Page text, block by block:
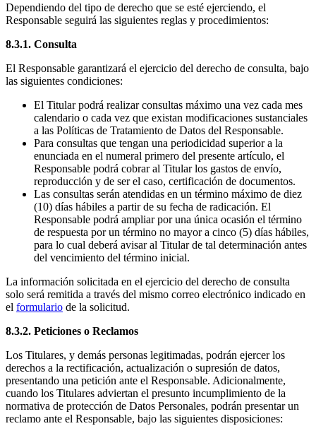
Dependiendo del tipo de derecho que se esté ejerciendo, el
Responsable seguirá las siguientes reglas y procedimientos:
8.3.1. Consulta
El Responsable garantizará el ejercicio del derecho de consulta, bajo
las siguientes condiciones:
El Titular podrá realizar consultas máximo una vez cada mes
calendario o cada vez que existan modificaciones sustanciales
a las Políticas de Tratamiento de Datos del Responsable.
Para consultas que tengan una periodicidad superior a la
enunciada en el numeral primero del presente artículo, el
Responsable podrá cobrar al Titular los gastos de envío,
reproducción y de ser el caso, certificación de documentos.
Las consultas serán atendidas en un término máximo de diez
(10) días hábiles a partir de su fecha de radicación. El
Responsable podrá ampliar por una única ocasión el término
de respuesta por un término no mayor a cinco (5) días hábiles,
para lo cual deberá avisar al Titular de tal determinación antes
del vencimiento del término inicial.
La información solicitada en el ejercicio del derecho de consulta
solo será remitida a través del mismo correo electrónico indicado en
el formulario de la solicitud.
8.3.2. Peticiones o Reclamos
Los Titulares, y demás personas legitimadas, podrán ejercer los
derechos a la rectificación, actualización o supresión de datos,
presentando una petición ante el Responsable. Adicionalmente,
cuando los Titulares adviertan el presunto incumplimiento de la
normativa de protección de Datos Personales, podrán presentar un
reclamo ante el Responsable, bajo las siguientes disposiciones: